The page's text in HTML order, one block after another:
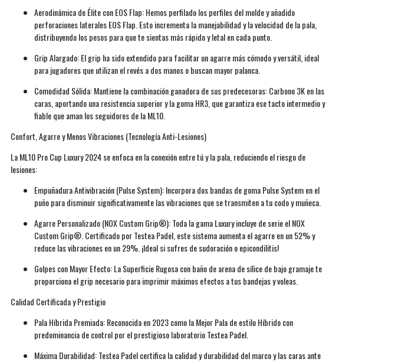
Aerodinámica de Élite con EOS Flap: Hemos perfilado los perfiles del molde y añadido
perforaciones laterales EOS Flap. Esto incrementa la manejabilidad y la velocidad de la pala,
distribuyendo los pesos para que te sientas más rápido y letal en cada punto.
Grip Alargado: El grip ha sido extendido para facilitar un agarre más cómodo y versátil, ideal
para jugadores que utilizan el revés a dos manos o buscan mayor palanca.
Comodidad Sólida: Mantiene la combinación ganadora de sus predecesoras: Carbono 3K en las
caras, aportando una resistencia superior y la goma HR3, que garantiza ese tacto intermedio y
fiable que aman los seguidores de la ML10.
Confort, Agarre y Menos Vibraciones (Tecnología Anti-Lesiones)
La ML10 Pro Cup Luxury 2024 se enfoca en la conexión entre tú y la pala, reduciendo el riesgo de
lesiones:
Empuñadura Antivibración (Pulse System): Incorpora dos bandas de goma Pulse System en el
puño para disminuir significativamente las vibraciones que se transmiten a tu codo y muñeca.
Agarre Personalizado (NOX Custom Grip®): Toda la gama Luxury incluye de serie el NOX
Custom Grip®. Certificado por Testea Padel, este sistema aumenta el agarre en un 52% y
reduce las vibraciones en un 29%. ¡Ideal si sufres de sudoración o epicondilitis!
Golpes con Mayor Efecto: La Superficie Rugosa con baño de arena de sílice de bajo gramaje te
proporciona el grip necesario para imprimir máximos efectos a tus bandejas y voleas.
Calidad Certificada y Prestigio
Pala Híbrida Premiada: Reconocida en 2023 como la Mejor Pala de estilo Híbrido con
predominancia de control por el prestigioso laboratorio Testea Padel.
Máxima Durabilidad: Testea Padel certifica la calidad y durabilidad del marco y las caras ante